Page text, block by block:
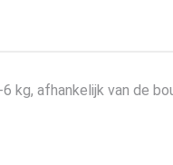
kg, afhankelijk van de